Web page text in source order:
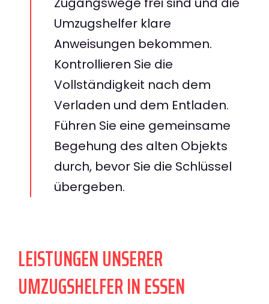
Umzugshelfer klare
Anweisungen bekommen.
Kontrollieren Sie die
Vollständigkeit nach dem
Verladen und dem Entladen.
Führen Sie eine gemeinsame
Begehung des alten Objekts
durch, bevor Sie die Schlüssel
übergeben.
LEISTUNGEN UNSERER
UMZUGSHELFER IN ESSEN